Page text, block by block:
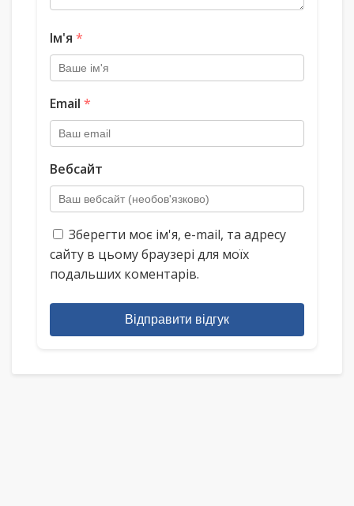
Ім'я *
Email *
Вебсайт
Зберегти моє ім'я, e-mail, та адресу
сайту в цьому браузері для моїх
подальших коментарів.
Відправити відгук